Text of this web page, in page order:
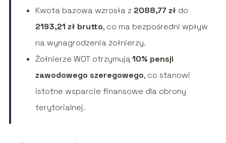
Kwota bazowa wzrosła z 2088,77 złdo
2193,21 zł brutto, co ma bezpośredni wpływ
na wynagrodzenia żołnierzy.
Żołnierze WOT otrzymują10% pensji
zawodowego szeregowego, co stanowi
istotne wsparcie finansowe dla obrony
terytorialnej.